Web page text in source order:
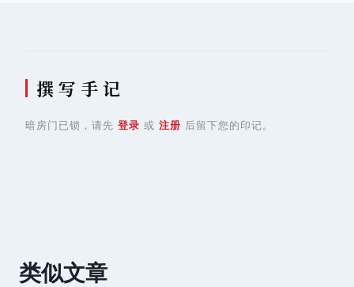
撰 写 手 记
暗房门已锁，请先 登录 或 注册 后留下您的印记。
类似文章